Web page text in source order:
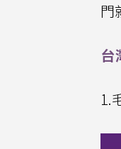
門
台
1.